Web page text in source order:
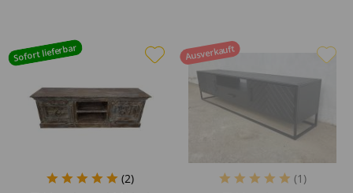
Sofort lieferbar
(2)
Ausverkauft
(1 )